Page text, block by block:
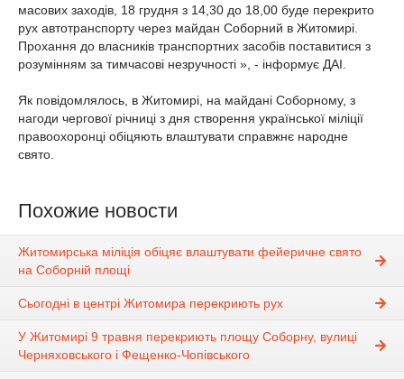
масових заходів, 18 грудня з 14,30 до 18,00 буде перекрито
рух автотранспорту через майдан Соборний в Житомирі.
Прохання до власників транспортних засобів поставитися з
розумінням за тимчасові незручності », - інформує ДАІ.
Як повідомлялось, в Житомирі, на майдані Соборному, з
нагоди чергової річниці з дня створення української міліції
правоохоронці обіцяють влаштувати справжнє народне
свято.
Похожие новости
Житомирська міліція обіцяє влаштувати фейеричне свято
на Соборній площі
Сьогодні в центрі Житомира перекриють рух
У Житомирі 9 травня перекриють площу Соборну, вулиці
Черняховського і Фещенко-Чопівського